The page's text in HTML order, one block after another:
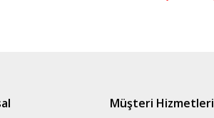
Müşteri Hizmetleri